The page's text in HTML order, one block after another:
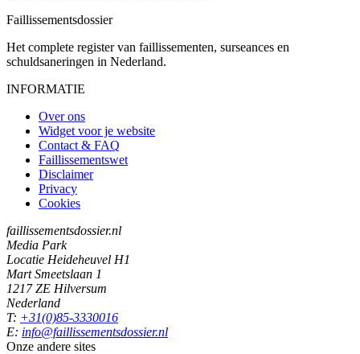
Faillissementsdossier
Het complete register van faillissementen, surseances en
schuldsaneringen in Nederland.
INFORMATIE
Over ons
Widget voor je website
Contact & FAQ
Faillissementswet
Disclaimer
Privacy
Cookies
faillissementsdossier.nl
Media Park
Locatie Heideheuvel H1
Mart Smeetslaan 1
1217 ZE Hilversum
Nederland
T: +31(0)85-3330016
E: info@faillissementsdossier.nl
Onze andere sites